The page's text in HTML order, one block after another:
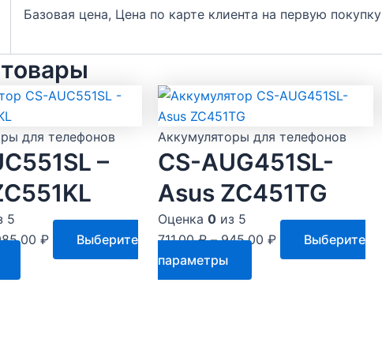
Базовая цена, Цена по карте клиента на первую покупку
для телефонов
–
5
₽
Выберите
товар
Аккумуляторы для телефонов
CS-AUG451SL-
Asus ZC451TG
Оценка 0 из 5
711.00₽–945.00 ₽
Выберите
параметры
Этот
товар